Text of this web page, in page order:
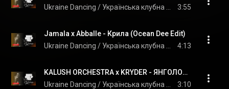
3:55
Jamala x Abballe - Крила (Ocean Dee Edit)
4:13
KALUSH ORCHESTRA x KRYDER - ЯНГОЛОМ (Ocean Dee Edit)
3:10